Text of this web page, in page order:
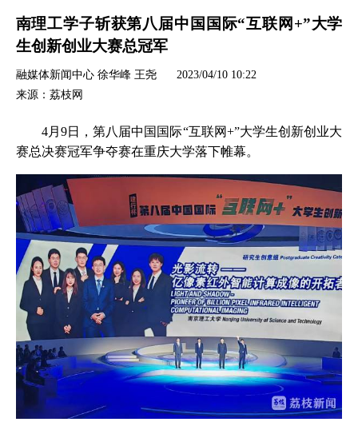
南理工学子斩获第八届中国国际“互联网+”大学
生创新创业大赛总冠军
融媒体新闻中心 徐华峰 王尧
2023/04/10 10:22
来源：荔枝网
4月9日，第八届中国国际“互联网+”大学生创新创业大
赛总决赛冠军争夺赛在重庆大学落下帷幕。